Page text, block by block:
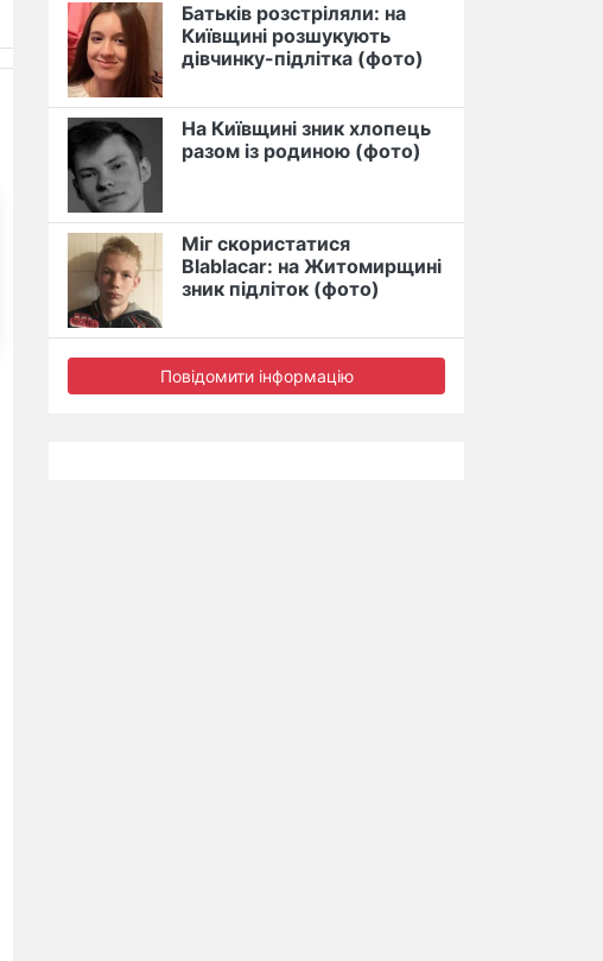
Батьків розстріляли: на
Київщині розшукують
дівчинку-підлітка (фото)
На Київщині зник хлопець
разом із родиною (фото)
Міг скористатися
Blablacar: на Житомирщині
зник підліток (фото)
Повідомити інформацію